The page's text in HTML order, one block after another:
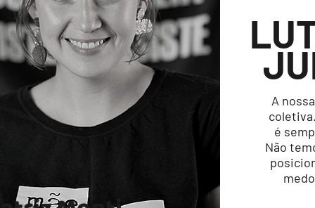
A
é
​Não